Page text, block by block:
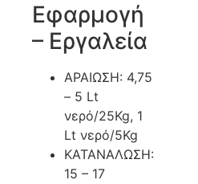
Εφαρμογή
– Εργαλεία
ΑΡΑΙΩΣΗ: 4,75
– 5 Lt
νερό/25Kg, 1
Lt νερό/5Kg
ΚΑΤΑΝΑΛΩΣΗ:
15 – 17